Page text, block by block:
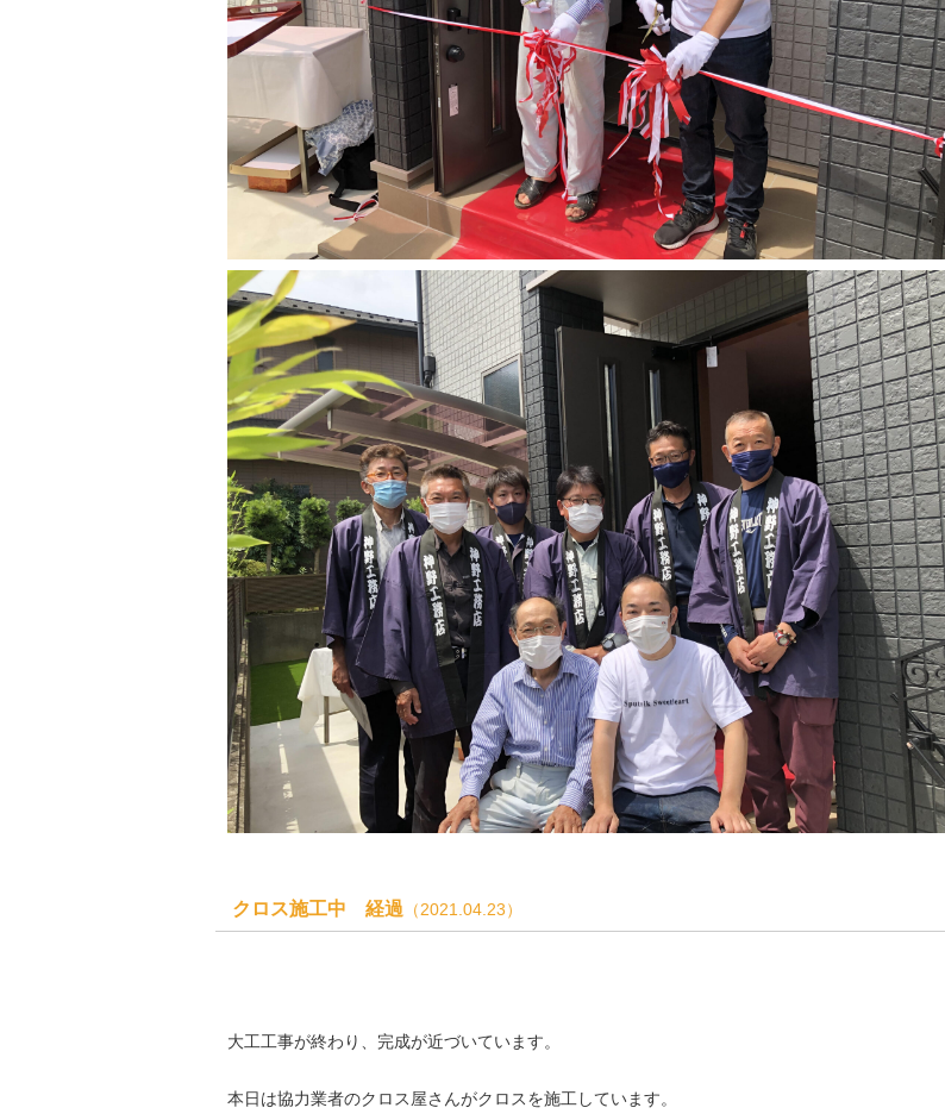
クロス施工中 経過 （2021.04.23）
大工工事が終わり、完成が近づいています。
本日は協力業者のクロス屋さんがクロスを施工しています。